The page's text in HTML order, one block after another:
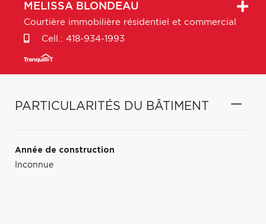
MELISSA BLONDEAU
Courtière immobilière résidentiel et commercial
Cell.: 418-934-1993
PARTICULARITÉS DU BÂTIMENT
Année de construction
Inconnue